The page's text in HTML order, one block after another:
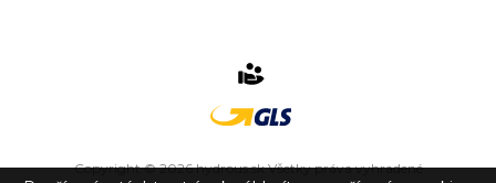
Copyright © 2026 hydrous.sk Všetky práva vyhradené